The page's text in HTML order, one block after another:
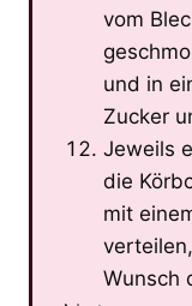
vom
und in
Zucker
Jeweils
die
mit
Wunsch